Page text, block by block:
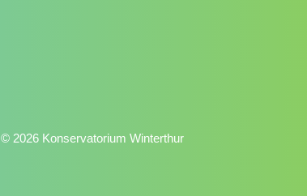
© 2026 Konservatorium Winterthur